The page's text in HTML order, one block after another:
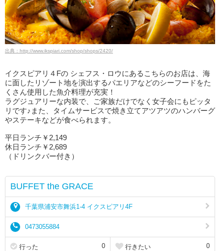
出典：http://www.ikspiari.com/shop/shops/2420/
イクスピアリ４Fの シェフス・ロウにあるこちらのお店は、海
に面したリゾート地を演出するパエリアなどのシーフードをた
くさん使用した魚介料理が充実！
ラグジュアリーな内装で、ご家族だけでなく女子会にもピッタ
リです♪また、タイムサービスで焼き立てアツアツのハンバーグ
やステーキなどが食べられます。
平日ランチ￥2,149
休日ランチ￥2,689
（ドリンクバー付き）
BUFFET the GRACE
千葉県浦安市舞浜1-4 イクスピアリ4F
0473055884
行った 0 行きたい 0